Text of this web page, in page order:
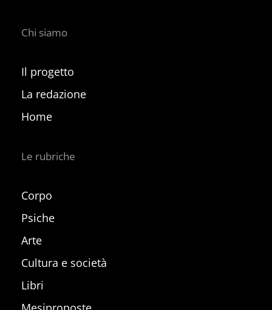
Chi siamo
Il progetto
La redazione
Home
Le rubriche
Corpo
Psiche
Arte
Cultura e società
Libri